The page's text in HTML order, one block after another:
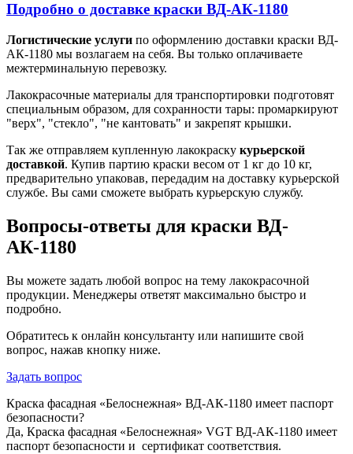
Подробно о доставке краски ВД-АК-1180
Логистические услуги по оформлению доставки краски ВД-
АК-1180 мы возлагаем на себя. Вы только оплачиваете
межтерминальную перевозку.
Лакокрасочные материалы для транспортировки подготовят
специальным образом, для сохранности тары: промаркируют
"верх", "стекло", "не кантовать" и закрепят крышки.
Так же отправляем купленную лакокраску курьерской
доставкой. Купив партию краски весом от 1 кг до 10 кг,
предварительно упаковав, передадим на доставку курьерской
службе. Вы сами сможете выбрать курьерскую службу.
Вопросы-ответы для краски ВД-
АК-1180
Вы можете задать любой вопрос на тему лакокрасочной
продукции. Менеджеры ответят максимально быстро и
подробно.
Обратитесь к онлайн консультанту или напишите свой
вопрос, нажав кнопку ниже.
Задать вопрос
Краска фасадная «Белоснежная» ВД-АК-1180 имеет паспорт
безопасности?
Да, Краска фасадная «Белоснежная» VGT ВД-АК-1180 имеет
паспорт безопасности и сертификат соответствия.